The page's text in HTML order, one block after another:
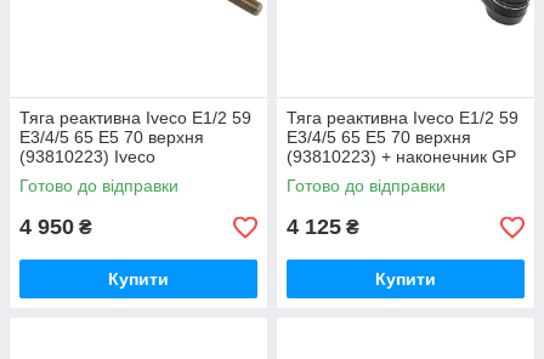
Тяга реактивна Iveco E1/2 59
E3/4/5 65 E5 70 верхня
(93810223) Iveco
OR93810223
Готово до відправки
4 950 ₴
Купити
Тяга реактивна Iveco E1/2 59
E3/4/5 65 E5 70 верхня
(93810223) + наконечник GP
OR9381022350031093
Готово до відправки
4 125 ₴
Купити